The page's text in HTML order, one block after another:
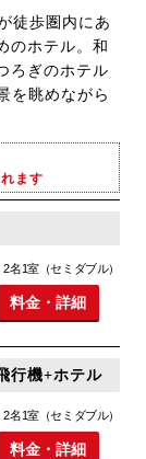
徒歩圏内にあ
のホテル。和
ろぎのホテル
を眺めながら
ます
2名1室（セミダブル）
料金・詳細
行機+ホテル
2名1室（セミダブル）
料金・詳細